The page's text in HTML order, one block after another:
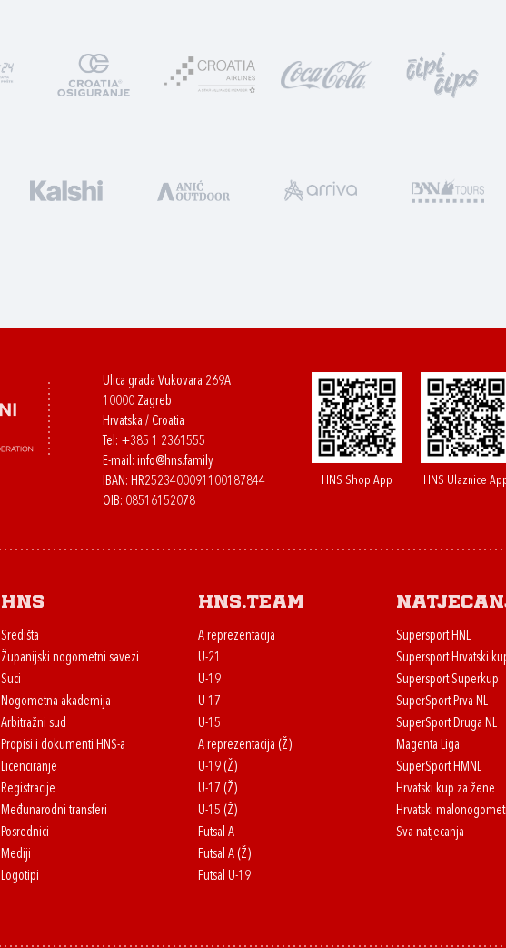
Ulica grada Vukovara 269A
10000 Zagreb
Hrvatska / Croatia
Tel: +385 1 2361555
E-mail: info@hns.family
IBAN: HR2523400091100187844
OIB: 08516152078
HNS Shop App HNS Ulaznice
HNS
Središta
Županijski nogometni savezi
Suci
Nogometna akademija
Arbitražni sud
Propisi i dokumenti HNS-a
Licenciranje
Registracije
Međunarodni transferi
Posrednici
Mediji
Logotipi
HNS.team
A reprezentacija
U-21
U-19
U-17
U-15
A reprezentacija (Ž)
U-19 (Ž)
U-17 (Ž)
U-15 (Ž)
Futsal A
Futsal A (Ž)
Futsal U-19
Supersport HNL
Supersport Hrvatski
Supersport Superkup
SuperSport Prva NL
SuperSport Druga NL
Magenta Liga
SuperSport HMNL
Hrvatski kup za žene
Hrvatski
Sva natjecanja